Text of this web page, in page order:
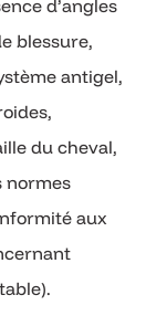
d’angles
blessure,
antigel,
du cheval,
normes
aux